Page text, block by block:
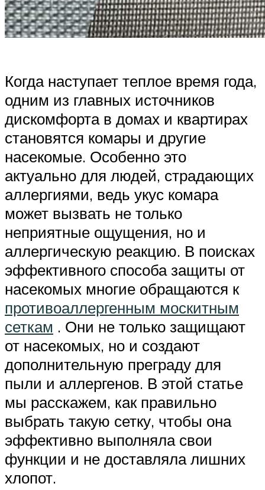
Когда наступает теплое время года,
одним из главных источников
дискомфорта в домах и квартирах
становятся комары и другие
насекомые. Особенно это
актуально для людей, страдающих
аллергиями, ведь укус комара
может вызвать не только
неприятные ощущения, но и
аллергическую реакцию. В поисках
эффективного способа защиты от
насекомых многие обращаются к
противоаллергенным москитным
сеткам . Они не только защищают
от насекомых, но и создают
дополнительную преграду для
пыли и аллергенов. В этой статье
мы расскажем, как правильно
выбрать такую сетку, чтобы она
эффективно выполняла свои
функции и не доставляла лишних
хлопот.